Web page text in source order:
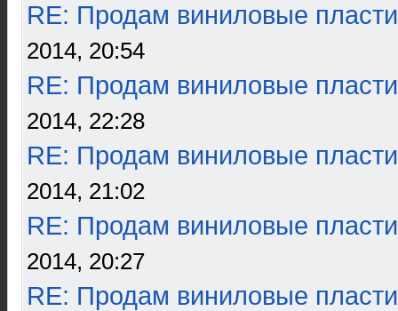
RE: Продам виниловые
2014, 20:54
RE: Продам виниловые
2014, 22:28
RE: Продам виниловые
2014, 21:02
RE: Продам виниловые
2014, 20:27
RE: Продам виниловые